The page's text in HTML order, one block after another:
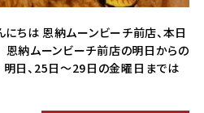
ちは 恩納ムーンビーチ前店、本日
恩納ムーンビーチ前店の明日からの
日、25日～29日の金曜日までは